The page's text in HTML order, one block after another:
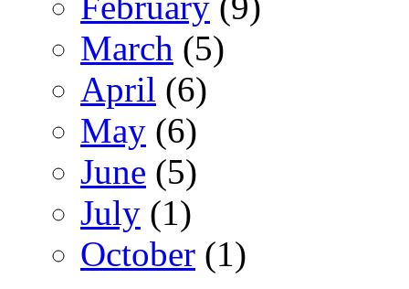
March (5)
April (6)
May (6)
June (5)
July (1)
October (1)